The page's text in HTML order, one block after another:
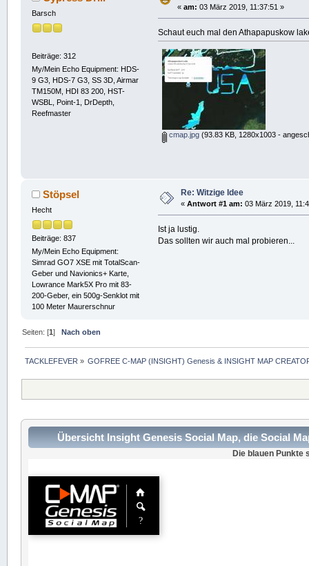
Barsch
Beiträge: 312
My/Mein Echo Equipment: HDS-
9 G3, HDS-7 G3, SS 3D, Airmar
TM150M, HDI 83 200, HST-
WSBL, Point-1, DrDepth,
Reefmaster
« am: 03 März 2019, 11:37:51 »
Schaut euch mal den Athapapuskow
cmap.jpg(93.83 KB, 1280x1003 -
Stöpsel
Hecht
Beiträge: 837
My/Mein Echo Equipment:
Simrad GO7 XSE mit TotalScan-
Geber und Navionics+ Karte,
Lowrance Mark5X Pro mit 83-
200-Geber, ein 500g-Senklot mit
100 Meter Maurerschnur
Re: Witzige Idee
« Antwort #1 am: 03 März 2019,
Ist ja lustig.
Das sollten wir auch mal probieren...
Seiten: [1]Nach oben
TACKLEFEVER » GOFREE C-MAP (INSIGHT) Genesis & INSIGHT MAP
Übersicht Insight Genesis Social Map, die Social
Die blauen Punkte